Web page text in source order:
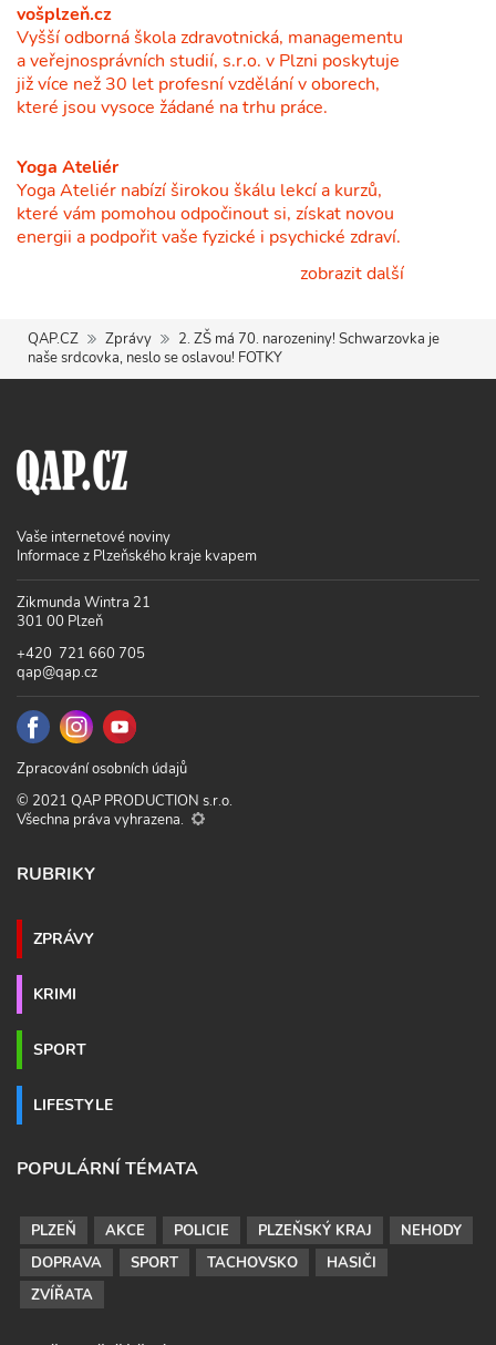
vošplzeň.cz
Vyšší odborná škola zdravotnická, managementu
a veřejnosprávních studií, s.r.o. v Plzni poskytuje
již více než 30 let profesní vzdělání v oborech,
které jsou vysoce žádané na trhu práce.
Yoga Ateliér
Yoga Ateliér nabízí širokou škálu lekcí a kurzů,
které vám pomohou odpočinout si, získat novou
energii a podpořit vaše fyzické i psychické zdraví.
zobrazit další
QAP.CZ Zprávy
2. ZŠ má 70. narozeniny! Schwarzovka je
naše srdcovka, neslo se oslavou! FOTKY
Vaše internetové noviny
Informace z Plzeňského kraje kvapem
Zikmunda Wintra 21
301 00 Plzeň
+420 721 660 705
qap@qap.cz
Zpracování osobních údajů
© 2021 QAP PRODUCTION s.r.o.
Všechna práva vyhrazena.
RUBRIKY
ZPRÁVY
KRIMI
SPORT
LIFESTYLE
POPULÁRNÍ TÉMATA
PLZEŇ AKCE POLICIE PLZEŇSKÝ KRAJ
NEHODY
DOPRAVA
SPORT TACHOVSKO
HASIČI
ZVÍŘATA